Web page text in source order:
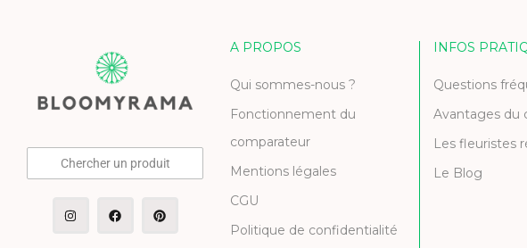
Chercher un produit
A PROPOS
Qui sommes-nous ?
Fonctionnement du
comparateur
Mentions légales
CGU
Politique de confidentialité
INFOS
Questions
Avantages du
Les fleuristes
Le Blog